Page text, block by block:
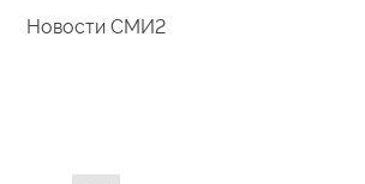
Новости СМИ2